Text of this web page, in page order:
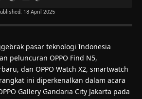
18 April 2025
pasar teknologi Indonesia
peluncuran OPPO Find N5,
dan OPPO Watch X2, smartwatch
ini diperkenalkan dalam acara
Gallery Gandaria City Jakarta pada